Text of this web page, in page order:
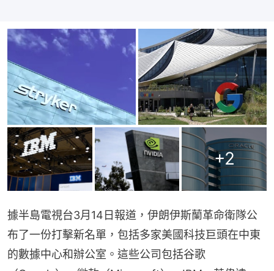
+2
據半島電視台3月14日報道，伊朗伊斯蘭革命衛隊公
布了一份打擊新名單，包括多家美國科技巨頭在中東
的數據中心和辦公室。這些公司包括谷歌